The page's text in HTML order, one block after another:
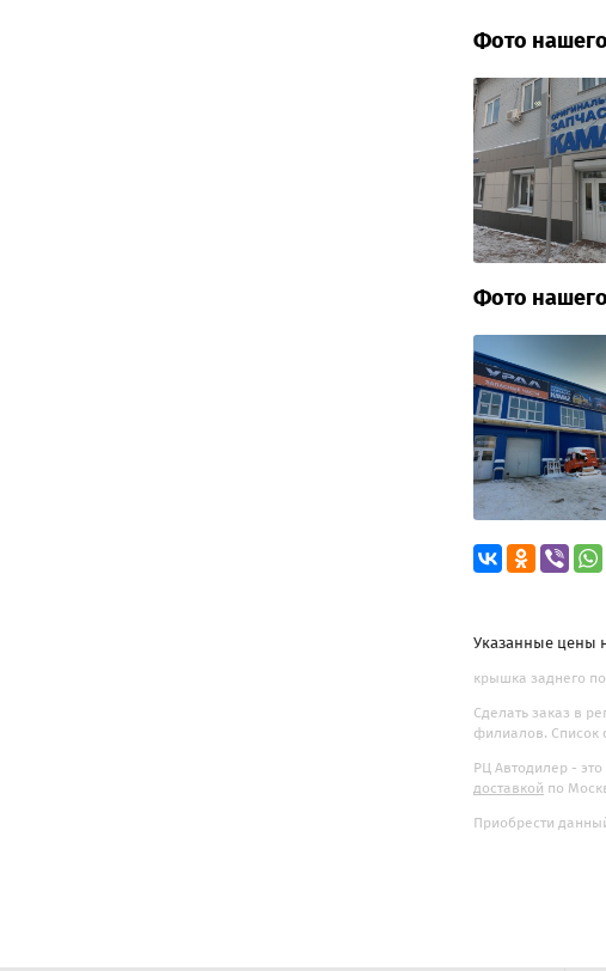
Фото
Фото
Указанные цены
крышка заднего
Сделать заказ в
филиалов. Список
РЦ Автодилер -
доставкой по
Приобрести